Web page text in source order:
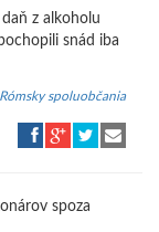
z alkoholu
snád iba
Rómsky spoluobčania
spoza